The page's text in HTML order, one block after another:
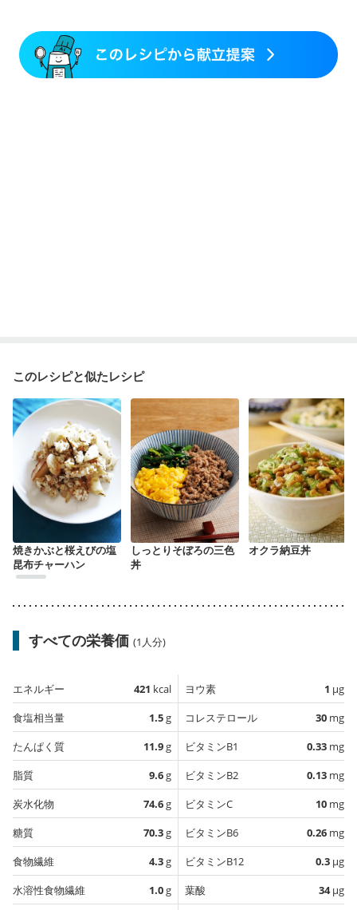
乳がん治療を終えた方・経過観察中の方など
大腸がん治療を終えた方・経過観察中の方
産後（ミルク）
骨折
関節リウマチ
このレシピと似たレシピ
焼きかぶと桜えびの塩
昆布チャーハン
しっとりそぼろの三色
丼
オクラ納豆丼
すべての栄養価 (1人分)
エネルギー 421 kcal
食塩相当量
1.5g
たんぱく質
11.9g
脂質
9.6g
炭水化物
74.6g
糖質
70.3g
食物繊維
4.3g
水溶性食物繊維
1.0g
ヨウ素 1 µg
コレステロール
30 mg
ビタミンB1
0.33 mg
ビタミンB2
0.13 mg
ビタミンC
10 mg
ビタミンB6
0.26 mg
ビタミンB12
0.3 µg
葉酸
34µg